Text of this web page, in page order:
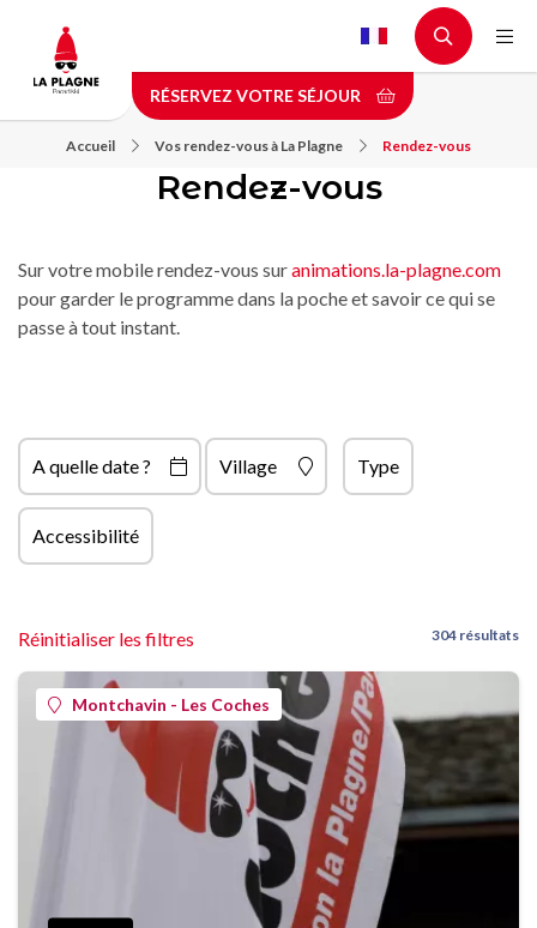
contenu
principal
RÉSERVEZ VOTRE SÉJOUR
Accueil Vos rendez-vous à La Plagne Rendez-vous
Rendez-vous
Sur votre mobile rendez-vous suranimations.la-plagne.com
pour garder le programme dans la poche et savoir ce qui se
passe à tout instant.
A quelle date ? Village Type
Accessibilité
Réinitialiser les filtres 304 résultats
Montchavin - Les Coches